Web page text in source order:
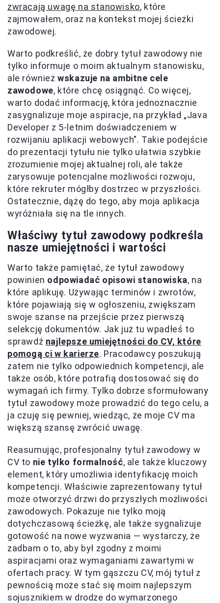
zwracają uwagę na stanowisko, które
zajmowałem, oraz na kontekst mojej ścieżki
zawodowej.
Warto podkreślić, że dobry tytuł zawodowy nie
tylko informuje o moim aktualnym stanowisku,
ale równieżwskazuje na ambitne cele
zawodowe, które chcę osiągnąć. Co więcej,
warto dodać informację, która jednoznacznie
zasygnalizuje moje aspiracje, na przykład „Java
Developer z 5-letnim doświadczeniem w
rozwijaniu aplikacji webowych”. Takie podejście
do prezentacji tytułu nie tylko ułatwia szybkie
zrozumienie mojej aktualnej roli, ale także
zarysowuje potencjalne możliwości rozwoju,
które rekruter mógłby dostrzec w przyszłości.
Ostatecznie, dążę do tego, aby moja aplikacja
wyróżniała się na tle innych.
Właściwy tytuł zawodowy podkreśla
nasze umiejętności i wartości
Warto także pamiętać, że tytuł zawodowy
powinien odpowiadać opisowi stanowiska, na
które aplikuję. Używając terminów i zwrotów,
które pojawiają się w ogłoszeniu, zwiększam
swoje szanse na przejście przez pierwszą
selekcję dokumentów. Jak już tu wpadłeś to
sprawdź najlepsze umiejętności do CV, które
pomogą ci w karierze. Pracodawcy poszukują
zatem nie tylko odpowiednich kompetencji, ale
także osób, które potrafią dostosować się do
wymagań ich firmy. Tylko dobrze sformułowany
tytuł zawodowy może prowadzić do tego celu, a
ja czuję się pewniej, wiedząc, że moje CV ma
większą szansę zwrócić uwagę.
Reasumując, profesjonalny tytuł zawodowy w
CV to nie tylko formalność, ale także kluczowy
element, który umożliwia identyfikację moich
kompetencji. Właściwie zaprezentowany tytuł
może otworzyć drzwi do przyszłych możliwości
zawodowych. Pokazuje nie tylko moją
dotychczasową ścieżkę, ale także sygnalizuje
gotowość na nowe wyzwania — wystarczy, że
zadbam o to, aby był zgodny z moimi
aspiracjami oraz wymaganiami zawartymi w
ofertach pracy. W tym gąszczu CV, mój tytuł z
pewnością może stać się moim najlepszym
sojusznikiem w drodze do wymarzonego